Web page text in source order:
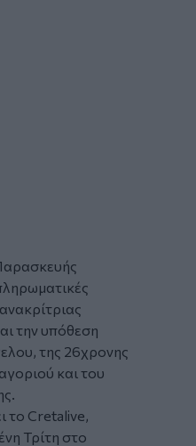
την υπόθεση
, της 26χρονης
και του
το Cretalive,
Τρίτη στο